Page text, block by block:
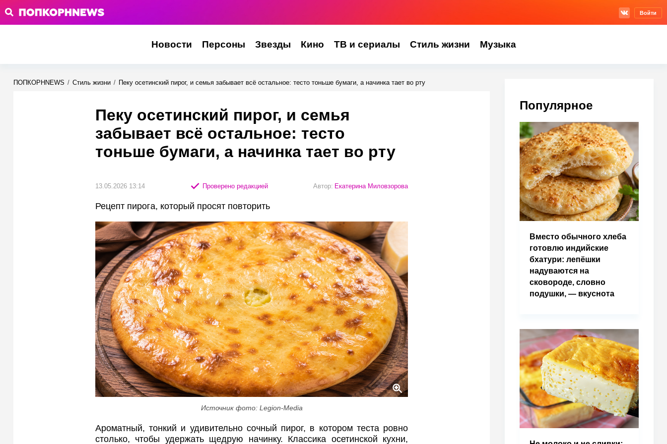
Войти
Новости Персоны Звезды Кино ТВ и сериалы Стиль жизни Музыка
ПОПКОРНNEWS / Стиль жизни / Пеку осетинский пирог, и семья забывает всё остальное: тесто тоньше бумаги, а начинка тает во рту
Пеку осетинский пирог, и семья
забывает всё остальное: тесто
тоньше бумаги, а начинка тает во рту
13.05.2026 13:14 Проверено редакцией Автор: Екатерина Миловзорова
Рецепт пирога, который просят повторить
Источник фото: Legion-Media
Ароматный, тонкий и удивительно сочный пирог, в котором теста ровно
столько, чтобы удержать щедрую начинку. Классика осетинской кухни,
Популярное
Вместо обычного хлеба
готовлю индийские
бхатури: лепёшки
надуваются на
сковороде, словно
подушки, — вкуснота